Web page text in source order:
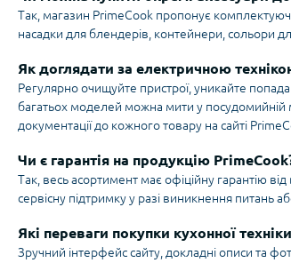
Так, магазин PrimeCook пропонує
насадки для блендерів, контейнери, сольори
Як доглядати за електричною
Регулярно очищуйте пристрої, уникайте
багатьох моделей можна мити у посудомийній
документації до кожного товару на сайті
Чи є гарантія на продукцію
Так, весь асортимент має офіційну гарантію
сервісну підтримку у разі виникнення питань
Які переваги покупки кухонної
Зручний інтерфейс сайту, докладні описи та